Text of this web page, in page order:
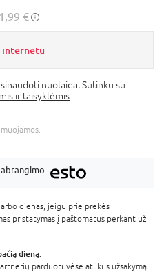
€
internetu
nuolaida. Sutinku su
ir taisyklėmis
dienas, jeigu prie prekės
pristatymas į paštomatus perkant už
dieną.
parduotuvėse atlikus užsakymą